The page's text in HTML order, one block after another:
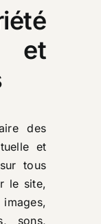
et
des
et
tous
le site,
sons,